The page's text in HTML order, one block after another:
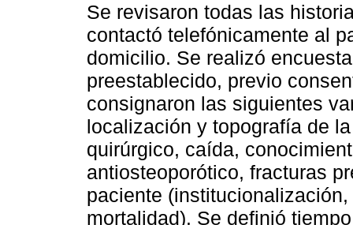
Se revisaron todas las
contactó telefónicamente al
domicilio. Se realizó
preestablecido, previo
consignaron las siguientes
localización y topografía de
quirúrgico, caída,
antiosteoporótico, fracturas
paciente
mortalidad). Se definió